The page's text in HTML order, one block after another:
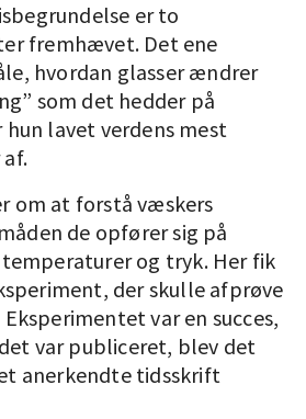
er to
fremhævet. Det ene
hvordan glasser ændrer
som det hedder på
lavet verdens mest
om at forstå væskers
de opfører sig på
og tryk. Her fik
der skulle afprøve
var en succes,
var publiceret, blev det
anerkendte tidsskrift